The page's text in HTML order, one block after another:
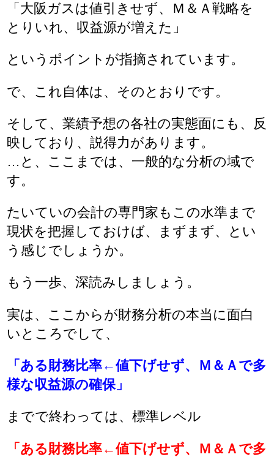
「大阪ガスは値引きせず、Ｍ＆Ａ戦略を
とりいれ、収益源が増えた」
というポイントが指摘されています。
で、これ自体は、そのとおりです。
そして、業績予想の各社の実態面にも、反
映しており、説得力があります。
…と、ここまでは、一般的な分析の域で
す。
たいていの会計の専門家もこの水準まで
現状を把握しておけば、まずまず、とい
う感じでしょうか。
もう一歩、深読みしましょう。
実は、ここからが財務分析の本当に面白
いところでして、
「ある財務比率←値下げせず、Ｍ＆Ａで多
様な収益源の確保」
までで終わっては、標準レベル
「ある財務比率←値下げせず、Ｍ＆Ａで多